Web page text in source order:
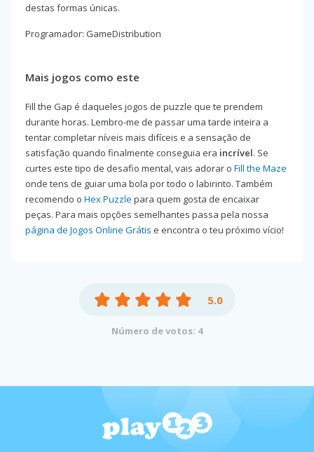
destas formas únicas.
Programador: GameDistribution
Mais jogos como este
Fill the Gap é daqueles jogos de puzzle que te prendem
durante horas. Lembro-me de passar uma tarde inteira a
tentar completar níveis mais difíceis e a sensação de
satisfação quando finalmente conseguia era incrível. Se
curtes este tipo de desafio mental, vais adorar o Fill the Maze
onde tens de guiar uma bola por todo o labirinto. Também
recomendo o Hex Puzzle para quem gosta de encaixar
peças. Para mais opções semelhantes passa pela nossa
página de Jogos Online Grátis e encontra o teu próximo vício!
5.0
Número de votos: 4